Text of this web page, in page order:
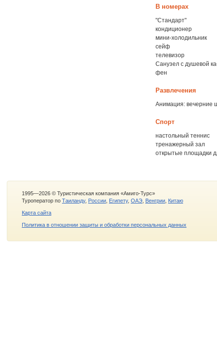
В номерах
"Стандарт"
кондиционер
мини-холодильник
сейф
телевизор
Санузел с душевой
фен
Развлечения
Анимация: вечерние
Спорт
настольный теннис
тренажерный зал
открытые площадки
1995—2026 © Туристическая компания «Амиго-Турс»
Туроператор по Таиланду, России Египету, ОАЭ Венгрии Китаю
Карта сайта
Политика в отношении защиты и обработки персональных данных